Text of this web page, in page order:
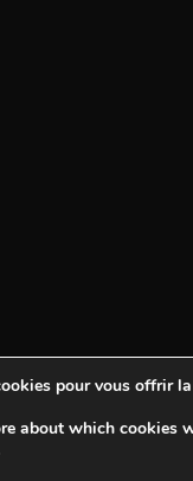
pour vous offrir
about which cookies